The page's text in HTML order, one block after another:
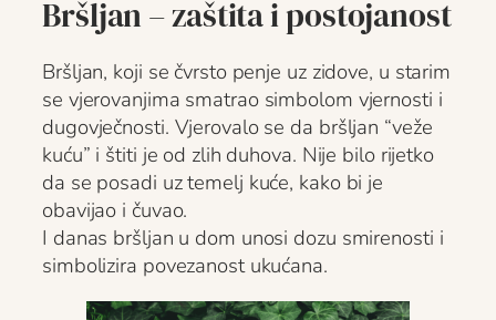
Bršljan – zaštita i postojanost
Bršljan, koji se čvrsto penje uz zidove, u starim
se vjerovanjima smatrao simbolom vjernosti i
dugovječnosti. Vjerovalo se da bršljan “veže
kuću” i štiti je od zlih duhova. Nije bilo rijetko
da se posadi uz temelj kuće, kako bi je
obavijao i čuvao.
I danas bršljan u dom unosi dozu smirenosti i
simbolizira povezanost ukućana.